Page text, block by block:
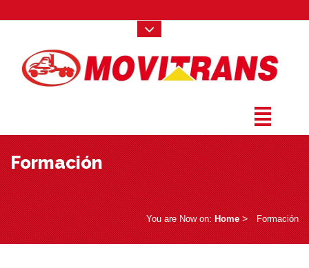
Formación
You are Now on:Home­ > ­ Formación